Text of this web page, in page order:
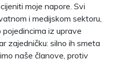
moje napore. Svi
i medijskom sektoru,
pojedincima iz uprave
zajedničku: silno ih smeta
naše članove, protiv